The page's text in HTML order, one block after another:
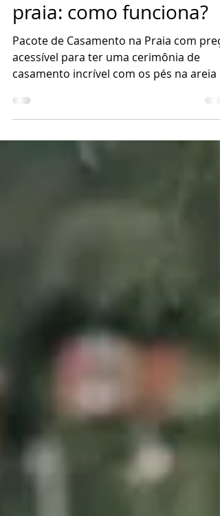
Pacote de casamento na
praia: como funciona?
Pacote de Casamento na Praia com
casamento incrível com os pés na areia e
um cenário praiano.